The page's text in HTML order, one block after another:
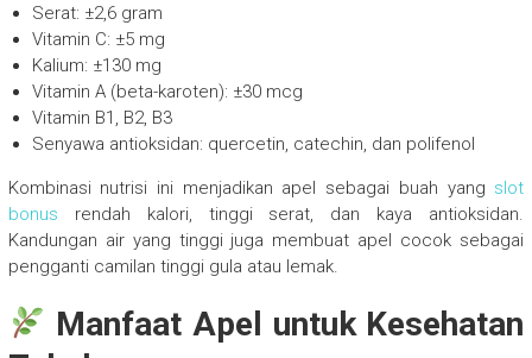
Serat: ±2,6 gram
Vitamin C: ±5 mg
Kalium: ±130 mg
Vitamin A (beta-karoten): ±30 mcg
Vitamin B1, B2, B3
Senyawa antioksidan: quercetin, catechin, dan polifenol
Kombinasi nutrisi ini menjadikan apel sebagai buah yang slot
bonus rendah kalori, tinggi serat, dan kaya antioksidan.
Kandungan air yang tinggi juga membuat apel cocok sebagai
pengganti camilan tinggi gula atau lemak.
Manfaat Apel untuk Kesehatan